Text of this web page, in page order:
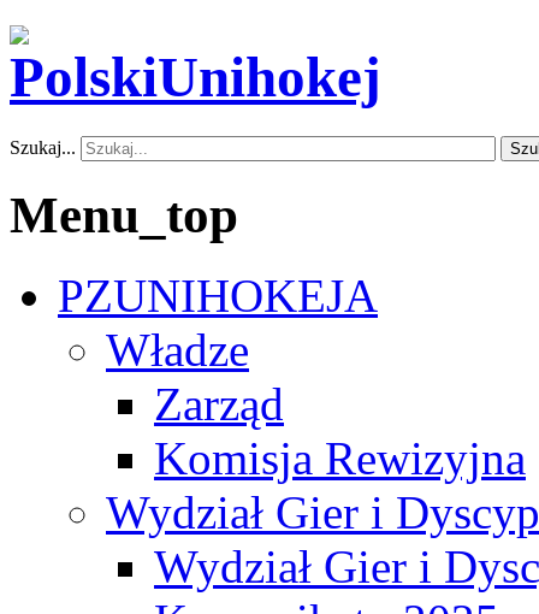
Szukaj...
Menu_top
PZUNIHOKEJA
Władze
Zarząd
Komisja Rewizyjna
Wydział Gier i
Wydział Gier i